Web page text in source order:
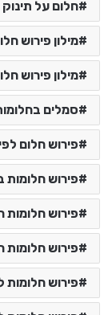
חלום על תינוק
מילון פירוש
מילון פירוש
סמלים
פירוש חלום
פירוש חלומות
פירוש חלומות
פירוש חלומות
פירוש חלומות